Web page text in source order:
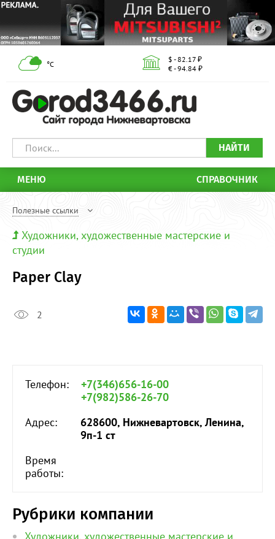
°С
$ - 82.17 ₽
€ - 94.84 ₽
НАЙТИ
МЕНЮ СПРАВОЧНИК
Полезные ссылки
Художники, художественные мастерские и
студии
Paper Clay
2
Телефон:
+7(346)656-16-00
+7(982)586-26-70
Адрес:
628600, Нижневартовск, Ленина,
9п-1 ст
Время
работы:
Рубрики компании